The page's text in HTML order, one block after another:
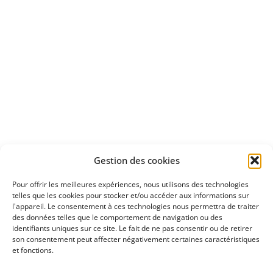
Gestion des cookies
Pour offrir les meilleures expériences, nous utilisons des technologies
telles que les cookies pour stocker et/ou accéder aux informations sur
l'appareil. Le consentement à ces technologies nous permettra de traiter
des données telles que le comportement de navigation ou des
identifiants uniques sur ce site. Le fait de ne pas consentir ou de retirer
son consentement peut affecter négativement certaines caractéristiques
et fonctions.
Découvrez